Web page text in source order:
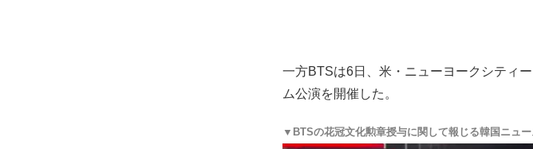
一方BTSは6日、米・ニューヨークシティ
ム公演を開催した。
▼BTSの花冠文化勲章授与に関して報じる韓国ニュ